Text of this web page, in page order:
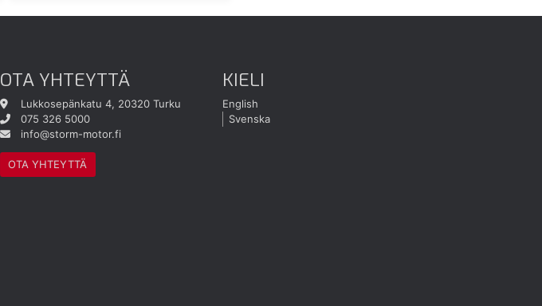
OTA YHTEYTTÄ
Lukkosepänkatu 4, 20320 Turku
075 326 5000
info@storm-motor.fi
OTA YHTEYTTÄ
KIELI
English
Svenska